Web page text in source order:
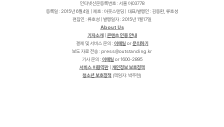
인터넷신문등록번호 : 서울 아03778
등록일 : 2015년 6월4일 | 제호 : 아웃스탠딩 | 대표/발행인 : 김동환, 류호성
편집인 : 류호성 | 발행일자 : 2015년 1월17일
About Us
기자소개
콘텐츠 인용 안내
결제 및 서비스 문의 : 이메일 or문의하기
보도 자료 전송 :
r
k
.
g
n
i
d
n
a
t
s
t
u
o
@
s
s
e
r
p
기사 문의 : 이메일 or 1600-2895
서비스 이용약관| 개인정보 보호정책
청소년 보호정책 (책임자: 박주현)